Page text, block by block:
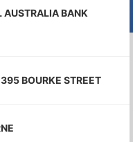
AUSTRALIA BANK
BOURKE STREET